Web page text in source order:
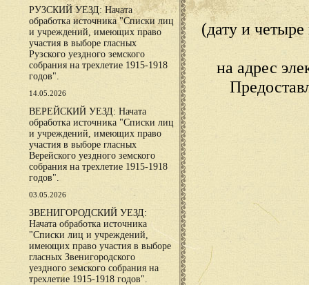
РУЗСКИЙ УЕЗД: Начата
обработка источника "Списки лиц
и учреждений, имеющих право
участия в выборе гласных
Рузского уездного земского
собрания на трехлетие 1915-1918
годов".
14.05.2026
ВЕРЕЙСКИЙ УЕЗД: Начата
обработка источника "Списки лиц
и учреждений, имеющих право
участия в выборе гласных
Верейского уездного земского
собрания на трехлетие 1915-1918
годов".
03.05.2026
ЗВЕНИГОРОДСКИЙ УЕЗД:
Начата обработка источника
"Списки лиц и учреждений,
имеющих право участия в выборе
гласных Звенигородского
уездного земского собрания на
трехлетие 1915-1918 годов".
(дату и
на адрес